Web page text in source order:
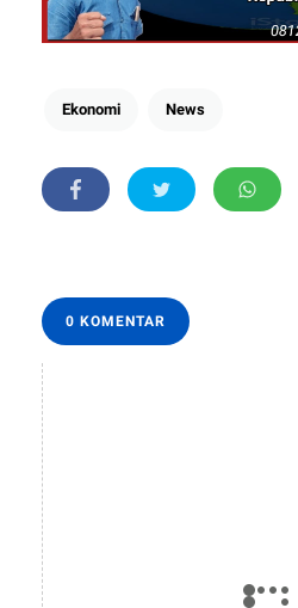
Ekonomi News
0 KOMENTAR